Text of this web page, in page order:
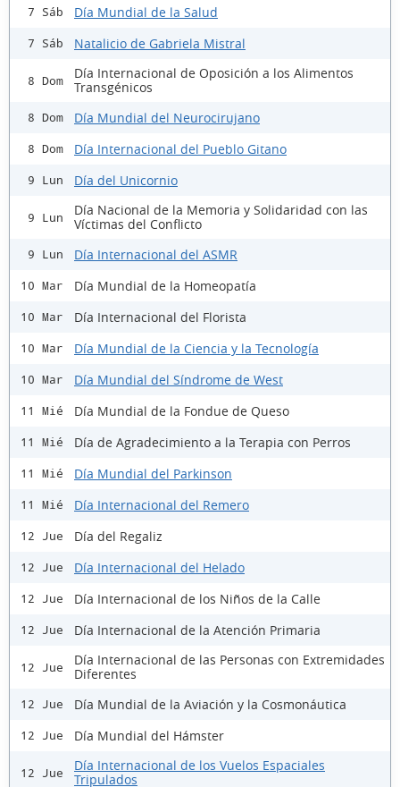
7 Sáb Día Mundial de la Salud
7 Sáb Natalicio de Gabriela Mistral
8 Dom
Día Internacional de Oposición a los Alimentos
Transgénicos
8 Dom Día Mundial del Neurocirujano
8 Dom Día Internacional del Pueblo Gitano
9 Lun Día del Unicornio
9 Lun
Día Nacional de la Memoria y Solidaridad con las
Víctimas del Conflicto
9 Lun Día Internacional del ASMR
10 Mar Día Mundial de la Homeopatía
10 Mar Día Internacional del Florista
10 Mar Día Mundial de la Ciencia y la Tecnología
10 Mar Día Mundial del Síndrome de West
11 Mié Día Mundial de la Fondue de Queso
11 Mié Día de Agradecimiento a la Terapia con Perros
11 Mié Día Mundial del Parkinson
11 Mié Día Internacional del Remero
12 Jue Día del Regaliz
12 Jue Día Internacional del Helado
12 Jue Día Internacional de los Niños de la Calle
12 Jue Día Internacional de la Atención Primaria
12 Jue
Día Internacional de las Personas con Extremidades
Diferentes
12 Jue Día Mundial de la Aviación y la Cosmonáutica
12 Jue Día Mundial del Hámster
12 Jue
Día Internacional de los Vuelos Espaciales
Tripulados